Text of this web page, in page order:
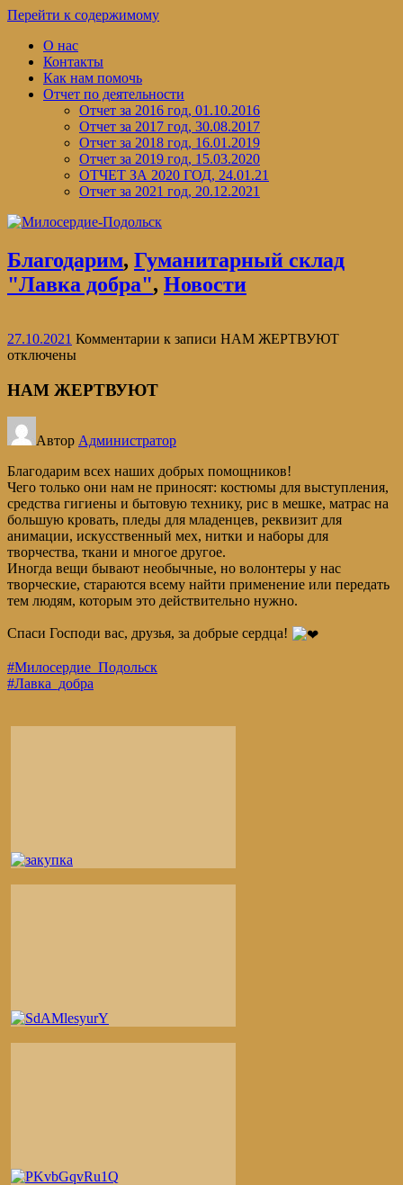
Перейти к содержимому
О нас
Контакты
Как нам помочь
Отчет по деятельности
Отчет за 2016 год, 01.10.2016
Отчет за 2017 год, 30.08.2017
Отчет за 2018 год, 16.01.2019
Отчет за 2019 год, 15.03.2020
ОТЧЕТ ЗА 2020 ГОД, 24.01.21
Отчет за 2021 год, 20.12.2021
Благодарим, Гуманитарный склад
"Лавка добра", Новости
27.10.2021 Комментарии к записи НАМ ЖЕРТВУЮТ
отключены
НАМ ЖЕРТВУЮТ
Автор Администратор
Благодарим всех наших добрых помощников!
Чего только они нам не приносят: костюмы для выступления,
средства гигиены и бытовую технику, рис в мешке, матрас на
большую кровать, пледы для младенцев, реквизит для
анимации, искусственный мех, нитки и наборы для
творчества, ткани и многое другое.
Иногда вещи бывают необычные, но волонтеры у нас
творческие, стараются всему найти применение или передать
тем людям, которым это действительно нужно.
Спаси Господи вас, друзья, за добрые сердца!
#Милосердие_Подольск
#Лавка_добра